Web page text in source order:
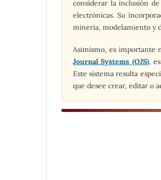
considerar la inclusión
electrónicas. Su
minería, modelamiento y
Asimismo, es importante
Journal Systems (OJS),
Este sistema resulta
que desee crear, editar o